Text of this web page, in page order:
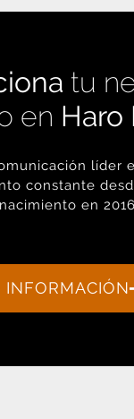
tu
en Haro
líder
constante
nacimiento en
INFORMACIÓN